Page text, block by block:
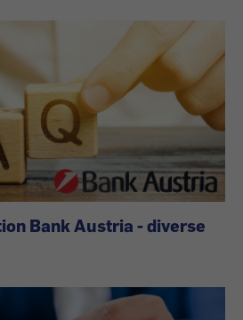
Bank Austria - diverse